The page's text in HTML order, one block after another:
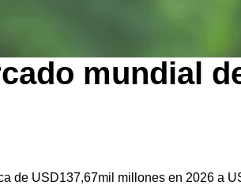
©
mundial
de USD137,67mil millones en 2026 a